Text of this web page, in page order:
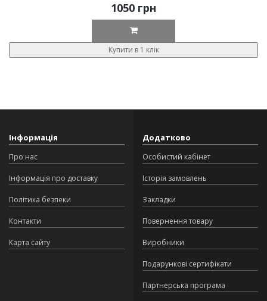
1050 грн
Купити в 1 клік
Інформація
Про нас
Інформація про доставку
Політика безпеки
Контакти
Карта сайту
Додатково
Особистий кабінет
Історія замовлень
Закладки
Повернення товару
Виробники
Подарункові сертифікати
Партнерська програма